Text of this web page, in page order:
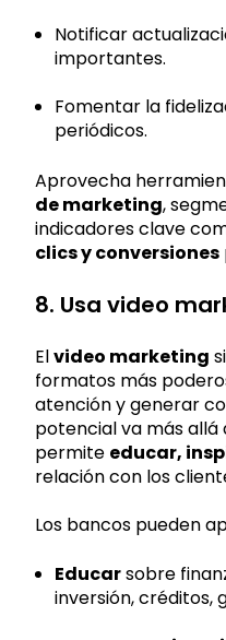
Notificar
importantes.
Fomentar la
periódicos.
Aprovecha
de marketing,
indicadores clave
clics y conversiones
8. Usa video
Elvideo marketing
formatos más
atención y generar
potencial va más
permite educar,
relación con los
Los bancos pueden
Educarsobre
inversión, créditos,